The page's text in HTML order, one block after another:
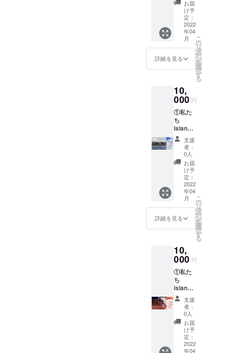
アドレ
スに、
お礼の
メール
ととも
に送付
させて
いただ
ステッ
カー］
縦
70mm×
横幅
70mm
で
Island
のチー
ムロゴ
が入っ
たもの
となっ
ていま
ルボー
ルペ
ルボー
ルペ
ン
0.5mm
商品本
体のカ
ラー
黒・
赤・
青・オ
レン
ジ・グ
リーン
ルにご
自身の
お名前
の記載
(希望者
のみ)を
させて
メッ
セージ
の提供
方法に
ついて
頂いた
メール
アドレ
スに、
お礼の
メール
ととも
に送付
させて
いただ
きます
②現地
の子ど
もたち
からの
ビデオ
メッ
セージ
③私た
ちから
きの
メッ
セージ
付き
カード
④Islan
dのチー
ムロゴ
の入っ
たオリ
ジナル
ステッ
カーを
差し上
げます
⑤Islan
dのチー
ジナル
マグ
カップ
を差し
上げま
す
⑥Islan
dのホー
ムペー
ジと活
動報告
のメー
ルにご
お届
け予
定：
2022
年04
月
詳細を見る
こ
の
リ
タ
ー
ン
を
選
択
す
る
10,
000 円
①私た
ち
island
から心
よりお
礼の
メール
②現地
の子ど
もたち
からの
ビデオ
メッ
セージ
③私た
ちから
のメッ
セージ
付き
カード
④Islan
dのチー
ムロゴ
の入っ
たオリ
ジナル
ステッ
カーを
差し上
支援
者：
0人
お届
け予
定：
2022
年04
月
詳細を見る
こ
の
リ
タ
ー
ン
を
選
択
す
る
10,
000 円
①私た
ち
island
から心
よりお
礼の
メール
②現地
の子ど
もたち
支援
者：
0人
お届
け予
定：
2022
年04